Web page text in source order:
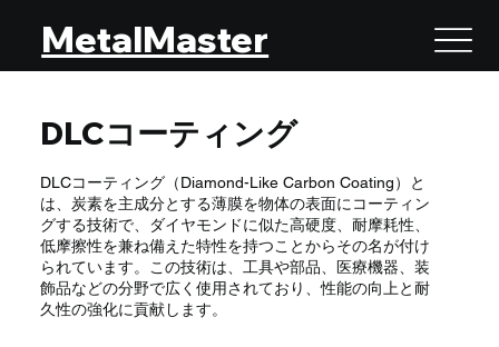
MetalMaster
DLCコーティング
DLCコーティング（Diamond-Like Carbon Coating）と
は、炭素を主成分とする薄膜を物体の表面にコーティン
グする技術で、ダイヤモンドに似た高硬度、耐摩耗性、
低摩擦性を兼ね備えた特性を持つことからその名が付け
られています。この技術は、工具や部品、医療機器、装
飾品などの分野で広く使用されており、性能の向上と耐
久性の強化に貢献します。